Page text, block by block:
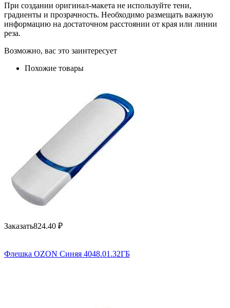
При создании оригинал-макета не используйте тени,
градиенты и прозрачность. Необходимо размещать важную
информацию на достаточном расстоянии от края или линии
реза.
Возможно, вас это заинтересует
Похожие товары
Заказать824.40 ₽
Флешка OZON Синяя 4048.01.32ГБ